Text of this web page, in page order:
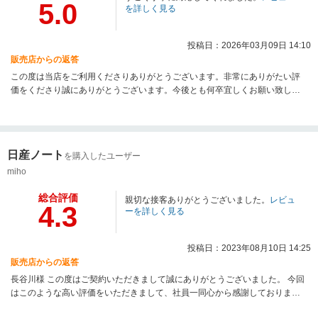
5.0
を詳しく見る
投稿日：2026年03月09日 14:10
販売店からの返答
この度は当店をご利用くださりありがとうございます。非常にありがたい評
価をくださり誠にありがとうございます。今後とも何卒宜しくお願い致しま
日産ノート を購入したユーザー
miho
総合評価
4.3
親切な接客ありがとうございました。 レビュ
ーを詳しく見る
投稿日：2023年08月10日 14:25
販売店からの返答
長谷川様 この度はご契約いただきまして誠にありがとうございました。 今回
はこのような高い評価をいただきまして、社員一同心から感謝しておりま